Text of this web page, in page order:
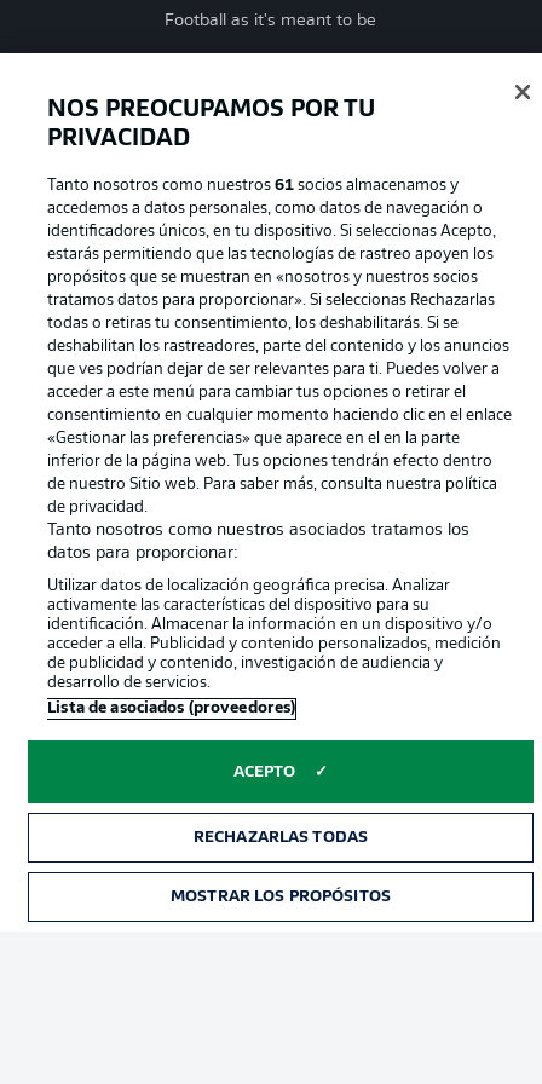
Football as it's meant to be
Official Partners
Publicidad
Gestionar las preferencias Declaracion de privacidad
Canales Trabajos
Jugadores Condiciones de uso
Sello Editorial
NOS PREOCUPAMOS POR TU
PRIVACIDAD
Tanto nosotros como nuestros61 socios almacenamos y
accedemos a datos personales, como datos de navegación o
identificadores únicos, en tu dispositivo. Si seleccionas Acepto,
estarás permitiendo que las tecnologías de rastreo apoyen los
propósitos que se muestran en «nosotros y nuestros socios
tratamos datos para proporcionar». Si seleccionas Rechazarlas
todas o retiras tu consentimiento, los deshabilitarás. Si se
deshabilitan los rastreadores, parte del contenido y los anuncios
que ves podrían dejar de ser relevantes para ti. Puedes volver a
acceder a este menú para cambiar tus opciones o retirar el
consentimiento en cualquier momento haciendo clic en el enlace
«Gestionar las preferencias» que aparece en el en la parte
inferior de la página web. Tus opciones tendrán efecto dentro
de nuestro Sitio web. Para saber más, consulta nuestra política
de privacidad.
Tanto nosotros como nuestros asociados tratamos los
datos para proporcionar:
Utilizar datos de localización geográfica precisa. Analizar
activamente las características del dispositivo para su
identificación. Almacenar la información en un dispositivo y/o
acceder a ella. Publicidad y contenido personalizados, medición
de publicidad y contenido, investigación de audiencia y
desarrollo de servicios.
Lista de asociados (proveedores)
ACEPTO
RECHAZARLAS TODAS
MOSTRAR LOS PROPÓSITOS